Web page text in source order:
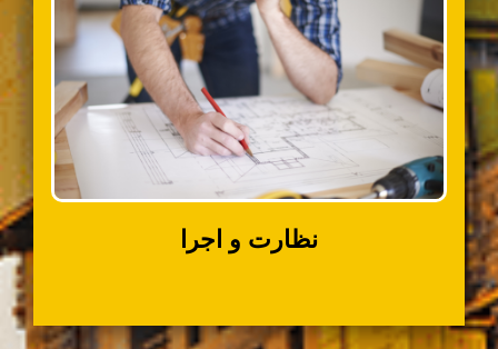
نظارت و اجرا